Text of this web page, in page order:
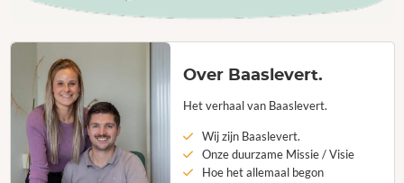
Over Baaslevert.
Het verhaal van Baaslevert.
Wij zijn Baaslevert.
Onze duurzame Missie / Visie
Hoe het allemaal begon